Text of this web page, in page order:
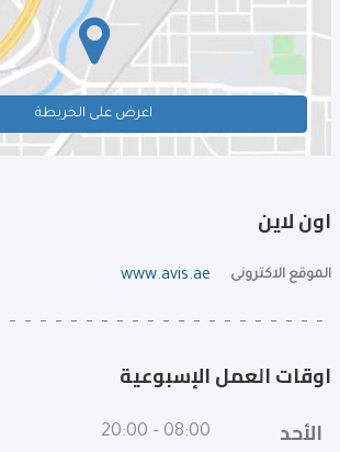
اعرض على الخريطة
اون لاين
الموقع الاكترونى www.avis.ae
اوقات العمل الإسبوعية
الأحد
08:00 - 20:00